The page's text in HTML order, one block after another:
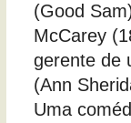
(Good
McCarey
gerente de
(Ann
Uma